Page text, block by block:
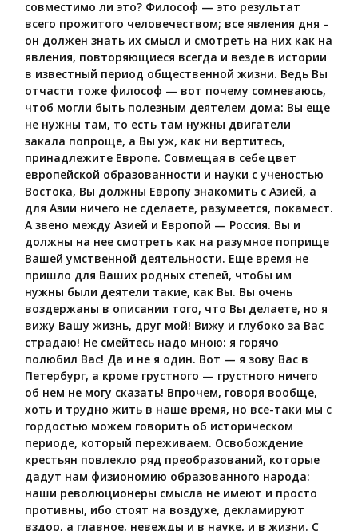
совместимо ли это? Философ — это результат
всего прожитого человечеством; все явления дня –
он должен знать их смысл и смотреть на них как на
явления, повторяющиеся всегда и везде в истории
в известный период общественной жизни. Ведь Вы
отчасти тоже философ — вот почему сомневаюсь,
чтоб могли быть полезным деятелем дома: Вы еще
не нужны там, то есть там нужны двигатели
закала попроще, а Вы уж, как ни вертитесь,
принадлежите Европе. Совмещая в себе цвет
европейской образованности и науки с ученостью
Востока, Вы должны Европу знакомить с Азией, а
для Азии ничего не сделаете, разумеется, покамест.
А звено между Азией и Европой — Россия. Вы и
должны на нее смотреть как на разумное поприще
Вашей умственной деятельности. Еще время не
пришло для Ваших родных степей, чтобы им
нужны были деятели такие, как Вы. Вы очень
воздержаны в описании того, что Вы делаете, но я
вижу Вашу жизнь, друг мой! Вижу и глубоко за Вас
страдаю! Не смейтесь надо мною: я горячо
полюбил Вас! Да и не я один. Вот — я зову Вас в
Петербург, а кроме грустного — грустного ничего
об нем не могу сказать! Впрочем, говоря вообще,
хоть и трудно жить в наше время, но все-таки мы с
гордостью можем говорить об историческом
периоде, который переживаем. Освобождение
крестьян повлекло ряд преобразований, которые
дадут нам физиономию образованного народа:
наши революционеры смысла не имеют и просто
противны, ибо стоят на воздухе, декламируют
вздор, а главное, невежды и в науке, и в жизни. С